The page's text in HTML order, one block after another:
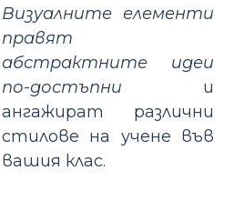
Визуалните елементи
правят
абстрактните идеи
по-достъпни и
ангажират различни
стилове на учене във
вашия клас.